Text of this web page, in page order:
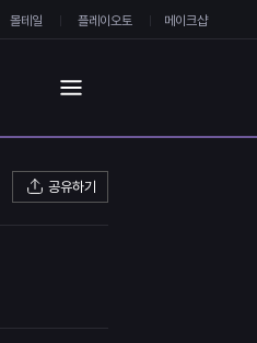
몰테일 플레이오토 메이크샵
공유하기